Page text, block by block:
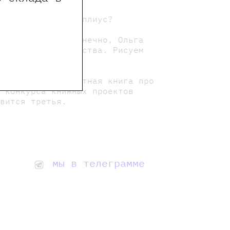
зоеа и науплиус?
микромира и, конечно, Ольга
существа. Рисуем
и др.
Ее дебютная книга про
книжных проектов
третья.
мы в телеграмме